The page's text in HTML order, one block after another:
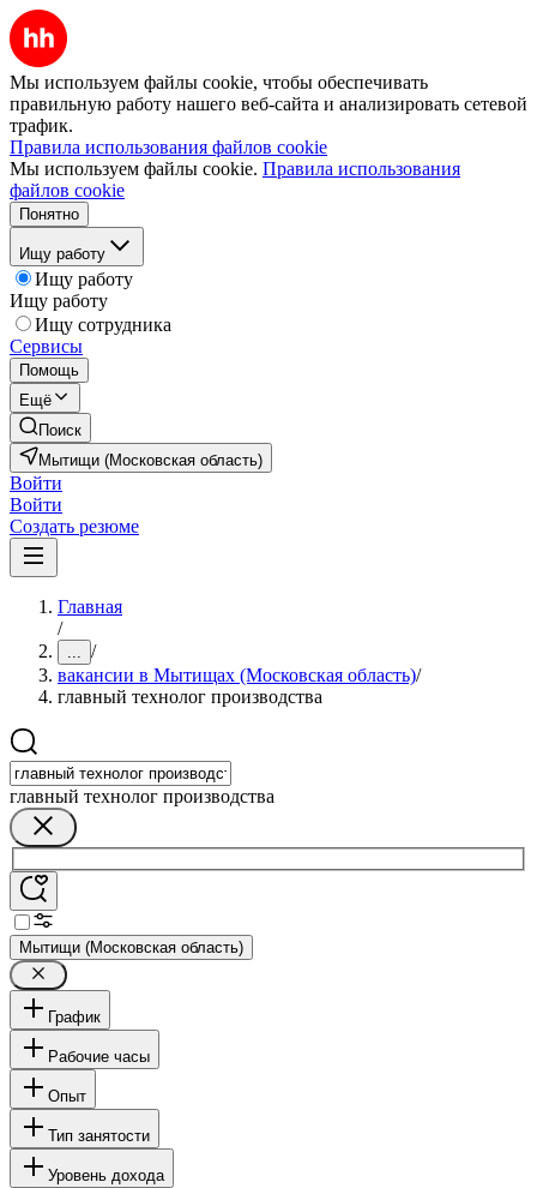
Мы используем файлы cookie, чтобы обеспечивать
правильную работу нашего веб-сайта и анализировать сетевой
трафик.
Правила использования файлов cookie
Мы используем файлы cookie. Правила использования
файлов cookie
Понятно
Ищу работу
Ищу работу
Ищу работу
Ищу сотрудника
Сервисы
Помощь
Ещё
Поиск
Мытищи (Московская область)
Войти
Войти
Создать резюме
Главная
/
... /
вакансии в Мытищах (Московская область)/
главный технолог производства
главный технолог производства
Мытищи (Московская область)
График
Рабочие часы
Опыт
Тип занятости
Уровень дохода